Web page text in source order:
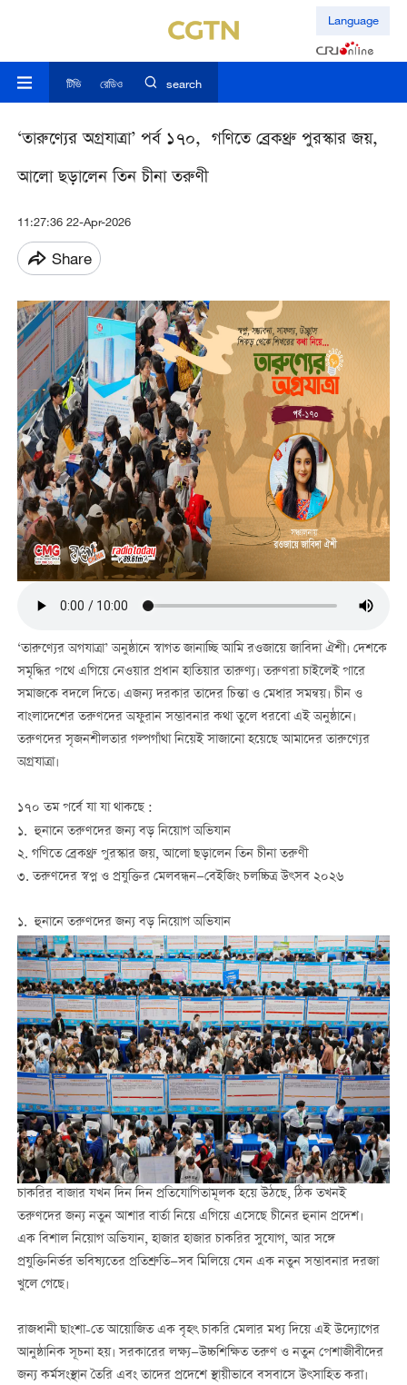
Language
টিভি রেডিও search
‘তারুণ্যের অগ্রযাত্রা’ পর্ব ১৭০, গণিতে ব্রেকথ্রু পুরস্কার জয়,
আলো ছড়ালেন তিন চীনা তরুণী
11:27:36 22-Apr-2026
Share
‘তারুণ্যের অগযাত্রা’ অনুষ্ঠানে স্বাগত জানাচ্ছি আমি রওজায়ে জাবিদা ঐশী। দেশকে
সমৃদ্ধির পথে এগিয়ে নেওয়ার প্রধান হাতিয়ার তারুণ্য। তরুণরা চাইলেই পারে
সমাজকে বদলে দিতে। এজন্য দরকার তাদের চিন্তা ও মেধার সমন্বয়। চীন ও
বাংলাদেশের তরুণদের অফুরান সম্ভাবনার কথা তুলে ধরবো এই অনুষ্ঠানে।
তরুণদের সৃজনশীলতার গল্পগাঁথা নিয়েই সাজানো হয়েছে আমাদের তারুণ্যের
অগ্রযাত্রা।
১৭০ তম পর্বে যা যা থাকছে :
১. হুনানে তরুণদের জন্য বড় নিয়োগ অভিযান
২. গণিতে ব্রেকথ্রু পুরস্কার জয়, আলো ছড়ালেন তিন চীনা তরুণী
৩. তরুণদেরস্বপ্নওপ্রযুক্তিরমেলবন্ধন—বেইজিংচলচ্চিত্রউৎসব২০২৬
১. হুনানে তরুণদের জন্য বড় নিয়োগ অভিযান
চাকরির বাজার যখন দিন দিন প্রতিযোগিতামূলক হয়ে উঠছে, ঠিক তখনই
তরুণদের জন্য নতুন আশার বার্তা নিয়ে এগিয়ে এসেছে চীনের হুনান প্রদেশ।
এক বিশাল নিয়োগ অভিযান, হাজার হাজার চাকরির সুযোগ, আর সঙ্গে
প্রযুক্তিনির্ভর ভবিষ্যতের প্রতিশ্রুতি—সব মিলিয়ে যেন এক নতুন সম্ভাবনার দরজা
খুলে গেছে।
রাজধানী ছাংশা-তে আয়োজিত এক বৃহৎ চাকরি মেলার মধ্য দিয়ে এই উদ্যোগের
আনুষ্ঠানিক সূচনা হয়। সরকারের লক্ষ্য—উচ্চশিক্ষিত তরুণ ও নতুন পেশাজীবীদের
জন্য কর্মসংস্থান তৈরি এবং তাদের প্রদেশে স্থায়ীভাবে বসবাসে উৎসাহিত করা।